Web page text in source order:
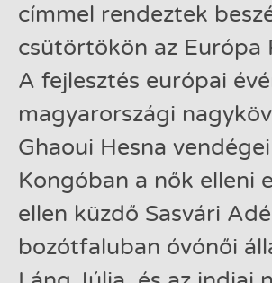
címmel rendeztek
csütörtökön az Európa
A fejlesztés európai
magyarországi
Ghaoui Hesna
Kongóban a nők elleni
ellen küzdő Sasvári
bozótfaluban óvónői